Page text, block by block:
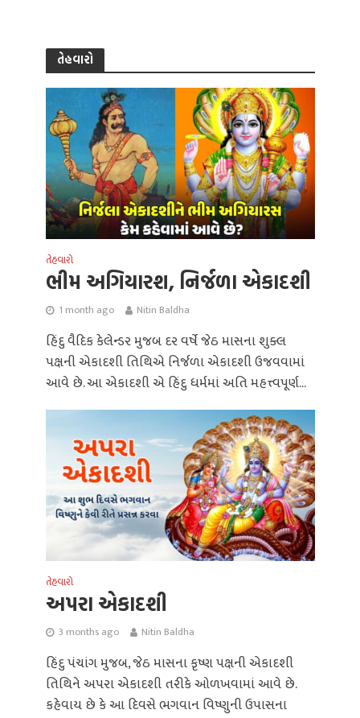
તેહવારો
તેહવારો
ભીમ અગિયારશ, નિર્જળા એકાદશી
1 month ago Nitin Baldha
હિંદુ વૈદિક કેલેન્ડર મુજબ દર વર્ષે જેઠ માસના શુક્લ
પક્ષની એકાદશી તિથિએ નિર્જળા એકાદશી ઉજવવામાં
આવે છે. આ એકાદશી એ હિંદુ ધર્મમાં અતિ મહત્ત્વપૂર્ણ...
તેહવારો
અપરા એકાદશી
3 months ago Nitin Baldha
હિંદુ પંચાંગ મુજબ, જેઠ માસના કૃષ્ણ પક્ષની એકાદશી
તિથિને અપરા એકાદશી તરીકે ઓળખવામાં આવે છે.
કહેવાય છે કે આ દિવસે ભગવાન વિષ્ણુની ઉપાસના